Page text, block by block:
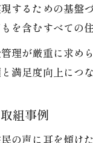
するための基盤
を含むすべての
理が厳重に求め
満足度向上につ
組事例
の声に耳を傾け